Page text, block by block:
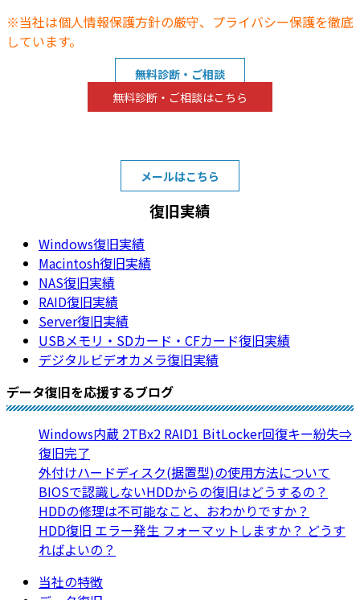
※当社は個人情報保護方針の厳守、プライバシー保護を徹底
しています。
無料診断・ご相談
無料診断・ご相談はこちら
TEL:0120-8414-29
メールはこちら
復旧実績
Windows復旧実績
Macintosh復旧実績
NAS復旧実績
RAID復旧実績
Server復旧実績
USBメモリ・SDカード・CFカード復旧実績
デジタルビデオカメラ復旧実績
データ復旧を応援するブログ
Windows内蔵 2TBx2 RAID1 BitLocker回復キー紛失⇒
復旧完了
外付けハードディスク(据置型)の使用方法について
BIOSで認識しないHDDからの復旧はどうするの？
HDDの修理は不可能なこと、おわかりですか？
HDD復旧 エラー発生 フォーマットしますか？ どうす
ればよいの？
当社の特徴